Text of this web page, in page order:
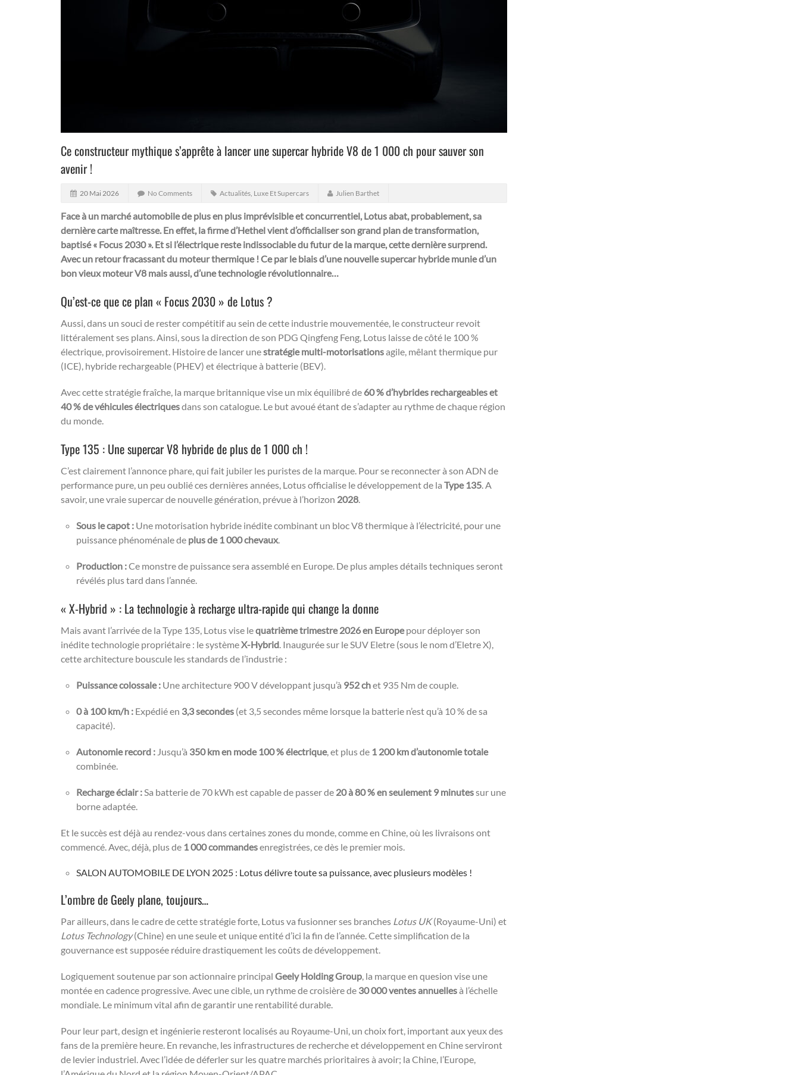
Ce constructeur mythique s’apprête à lancer une supercar hybride V8 de 1 000 ch pour sauver son
avenir !
20 Mai 2026 No Comments Actualités, Luxe Et Supercars Julien Barthet
Face à un marché automobile de plus en plus imprévisible et concurrentiel, Lotus abat, probablement, sa
dernière carte maîtresse. En effet, la firme d’Hethel vient d’officialiser son grand plan de transformation,
baptisé « Focus 2030 ». Et si l’électrique reste indissociable du futur de la marque, cette dernière surprend.
Avec un retour fracassant du moteur thermique ! Ce par le biais d’une nouvelle supercar hybride munie d’un
bon vieux moteur V8 mais aussi, d’une technologie révolutionnaire…
Qu’est-ce que ce plan « Focus 2030 » de Lotus ?
Aussi, dans un souci de rester compétitif au sein de cette industrie mouvementée, le constructeur revoit
littéralement ses plans. Ainsi, sous la direction de son PDG Qingfeng Feng, Lotus laisse de côté le 100 %
électrique, provisoirement. Histoire de lancer unestratégie multi-motorisationsagile, mêlant thermique pur
(ICE), hybride rechargeable (PHEV) et électrique à batterie (BEV).
Avec cette stratégie fraîche, la marque britannique vise un mix équilibré de 60 % d’hybrides rechargeables et
40 % de véhicules électriquesdans son catalogue. Le but avoué étant de s’adapter au rythme de chaque région
du monde.
Type 135 : Une supercar V8 hybride de plus de 1 000 ch !
C’est clairement l’annonce phare, qui fait jubiler les puristes de la marque. Pour se reconnecter à son ADN de
performance pure, un peu oublié ces dernières années, Lotus officialise le développement de la Type 135. A
savoir, une vraie supercar de nouvelle génération, prévue à l’horizon 2028.
Sous le capot : Une motorisation hybride inédite combinant un bloc V8 thermique à l’électricité, pour une
puissance phénoménale de plus de 1 000 chevaux.
Production :Ce monstre de puissance sera assemblé en Europe. De plus amples détails techniques seront
révélés plus tard dans l’année.
« X-Hybrid » : La technologie à recharge ultra-rapide qui change la donne
Mais avant l’arrivée de la Type 135, Lotus vise lequatrième trimestre 2026 en Europepour déployer son
inédite technologie propriétaire : le systèmeX-Hybrid. Inaugurée sur le SUV Eletre (sous le nom d’Eletre X),
cette architecture bouscule les standards de l’industrie :
Puissance colossale : Une architecture 900 V développant jusqu’à 952 chet 935 Nm de couple.
0 à 100 km/h : Expédié en 3,3 secondes (et 3,5 secondes même lorsque la batterie n’est qu’à 10 % de sa
capacité).
Autonomie record : Jusqu’à 350 km en mode 100 % électrique, et plus de 1 200 km d’autonomie totale
combinée.
Recharge éclair :Sa batterie de 70 kWh est capable de passer de 20 à 80 % en seulement 9 minutessur une
borne adaptée.
Et le succès est déjà au rendez-vous dans certaines zones du monde, comme en Chine, où les livraisons ont
commencé. Avec, déjà, plus de 1 000 commandesenregistrées, ce dès le premier mois.
SALON AUTOMOBILE DE LYON 2025 : Lotus délivre toute sa puissance, avec plusieurs modèles !
L’ombre de Geely plane, toujours…
Par ailleurs, dans le cadre de cette stratégie forte, Lotus va fusionner ses branches Lotus UK(Royaume-Uni) et
Lotus Technology(Chine) en une seule et unique entité d’ici la fin de l’année. Cette simplification de la
gouvernance est supposée réduire drastiquement les coûts de développement.
Logiquement soutenue par son actionnaire principal Geely Holding Group, la marque en quesion vise une
montée en cadence progressive. Avec une cible, un rythme de croisière de 30 000 ventes annuellesà l’échelle
mondiale. Le minimum vital afin de garantir une rentabilité durable.
Pour leur part, design et ingénierie resteront localisés au Royaume-Uni, un choix fort, important aux yeux des
fans de la première heure. En revanche, les infrastructures de recherche et développement en Chine serviront
de levier industriel. Avec l’idée de déferler sur les quatre marchés prioritaires à avoir; la Chine, l’Europe,